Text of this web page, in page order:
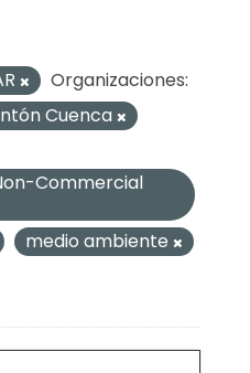
Organizaciones:
Cuenca
Commercial
medio ambiente